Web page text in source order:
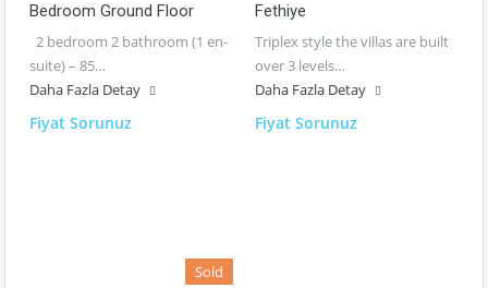
Bedroom Ground Floor
2 bedroom 2 bathroom (1 en-
suite) – 85…
Daha Fazla Detay
Fiyat Sorunuz
Fethiye
Triplex style the villas are built
over 3 levels…
Daha Fazla Detay
Fiyat Sorunuz
Sold